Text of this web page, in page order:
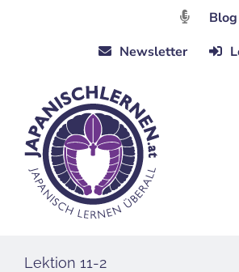
Blog
Newsletter
Lektion 11-2